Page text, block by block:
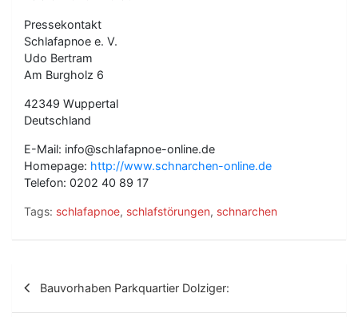
Pressekontakt
Schlafapnoe e. V.
Udo Bertram
Am Burgholz 6
42349 Wuppertal
Deutschland
E-Mail: info@schlafapnoe-online.de
Homepage: http://www.schnarchen-online.de
Telefon: 0202 40 89 17
Tags: schlafapnoe, schlafstörungen, schnarchen
Bauvorhaben Parkquartier Dolziger: